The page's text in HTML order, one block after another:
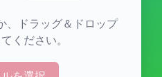
、ドラッグ＆ドロップ
ください。